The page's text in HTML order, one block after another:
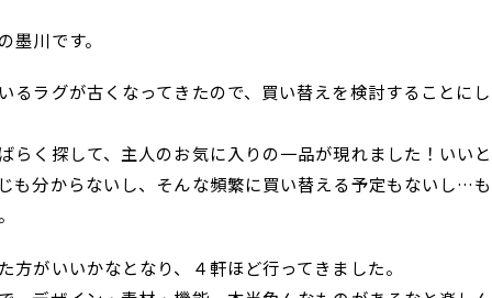
墨川です。
るラグが古くなってきたので、買い替えを検討することにし
らく探して、主人のお気に入りの一品が現れました！いいと
も分からないし、そんな頻繁に買い替える予定もないし…も
方がいいかなとなり、４軒ほど行ってきました。